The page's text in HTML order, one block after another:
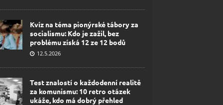
Kvíz na téma pionýrské tábory za
socialismu: Kdo je zažil, bez
problému získá 12 ze 12 bodů
12.5.2026
Test znalostí o každodenní realitě
za komunismu: 10 retro otázek
ukáže, kdo má dobrý přehled